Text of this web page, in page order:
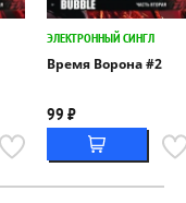
ЭЛЕКТРОННЫЙ СИНГЛ
Время Ворона #2
99 ₽